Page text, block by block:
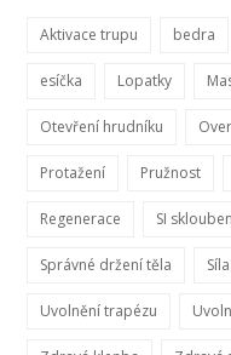
Aktivace trupu bedra
esíčka Lopatky
Otevření hrudníku
Protažení Pružnost
Regenerace SI
Správné držení těla Síla
Uvolnění trapézu